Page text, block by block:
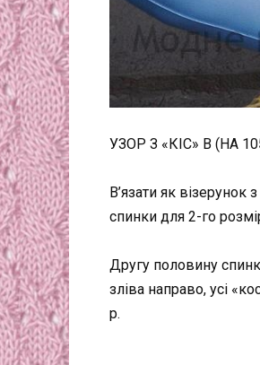
УЗОР З «КІС» В (НА
В’язати як
спинки для 2-го
Другу половину
зліва направо, усі
р.